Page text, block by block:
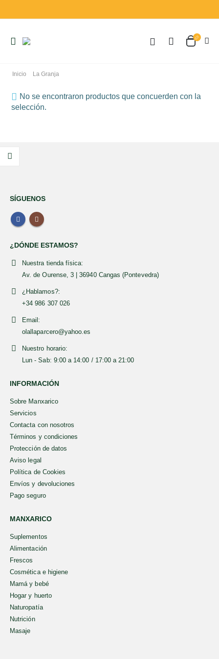
Inicio La Granja
No se encontraron productos que concuerden con la
selección.
020,49
0out of 5
7,49€
8,49
SÍGUENOS
¿DÓNDE ESTAMOS?
Nuestra tienda física:
Av. de Ourense, 3 | 36940 Cangas (Pontevedra)
¿Hablamos?:
+34 986 307 026
Email:
olallaparcero@yahoo.es
Nuestro horario:
Lun - Sab: 9:00 a 14:00 / 17:00 a 21:00
INFORMACIÓN
Sobre Manxarico
Servicios
Contacta con nosotros
Términos y condiciones
Protección de datos
Aviso legal
Política de Cookies
Envíos y devoluciones
Pago seguro
MANXARICO
Suplementos
Alimentación
Frescos
Cosmética e higiene
Mamá y bebé
Hogar y huerto
Naturopatía
Nutrición
Masaje